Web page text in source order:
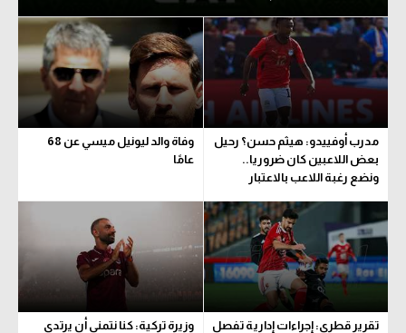
مدرب أوفييدو: هيثم حسن؟ رحيل
بعض اللاعبين كان ضروريا..
ونضع رغبة اللاعب بالاعتبار
وفاة والد ليونيل ميسي عن 68
عامًا
تقرير قطري: إجراءات إدارية تفصل
وزيرة تركية: كنا نتمنى أن يرتدي